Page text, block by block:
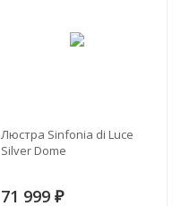
Люстра Sinfonia di Luce
Silver Dome
71 999 ₽